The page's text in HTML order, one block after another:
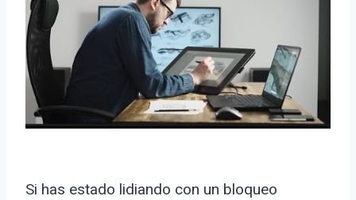
Si has estado lidiando con un bloqueo